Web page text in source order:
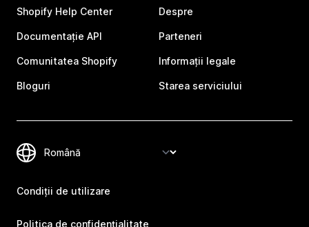
Shopify Help Center
Documentație API
Comunitatea Shopify
Bloguri
Despre
Parteneri
Informații legale
Starea serviciului
Condiții de utilizare
Politica de confidențialitate